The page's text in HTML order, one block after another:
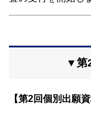
▼第
【第2回個別出願資